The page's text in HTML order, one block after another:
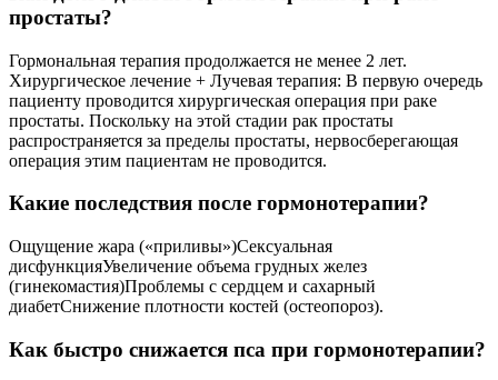
простаты?
Гормональная терапия продолжается не менее 2 лет.
Хирургическое лечение + Лучевая терапия: В первую очередь
пациенту проводится хирургическая операция при раке
простаты. Поскольку на этой стадии рак простаты
распространяется за пределы простаты, нервосберегающая
операция этим пациентам не проводится.
Какие последствия после гормонотерапии?
Ощущение жара («приливы»)Сексуальная
дисфункцияУвеличение объема грудных желез
(гинекомастия)Проблемы с сердцем и сахарный
диабетСнижение плотности костей (остеопороз).
Как быстро снижается пса при гормонотерапии?